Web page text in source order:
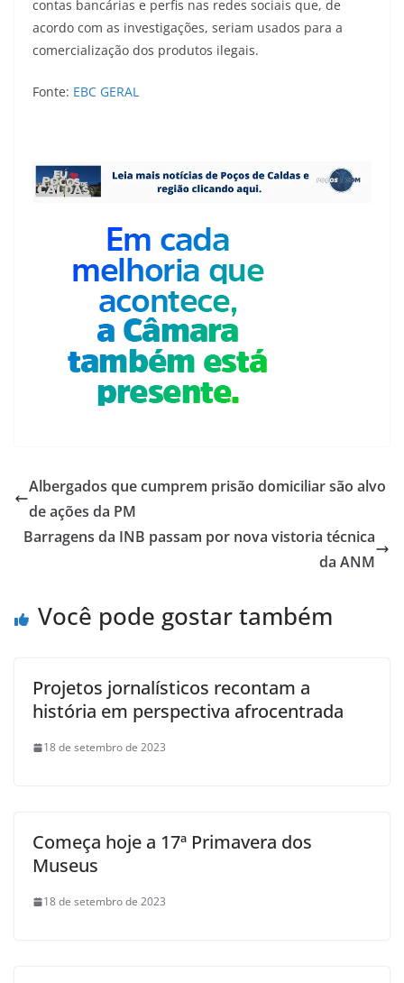
contas bancárias e perfis nas redes sociais que, de
acordo com as investigações, seriam usados para a
comercialização dos produtos ilegais.
Fonte: EBC GERAL
Albergados que cumprem prisão domiciliar são alvo
de ações da PM
Barragens da INB passam por nova vistoria técnica
da ANM
Você pode gostar também
Projetos jornalísticos recontam a
história em perspectiva afrocentrada
18 de setembro de 2023
Começa hoje a 17ª Primavera dos
Museus
18 de setembro de 2023